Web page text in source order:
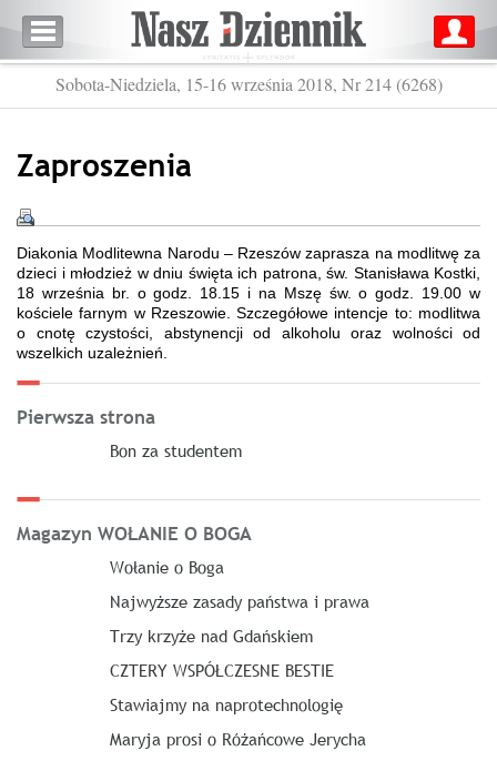
Sobota-Niedziela, 15-16 września 2018, Nr 214 (6268)
Zaproszenia
Diakonia Modlitewna Narodu – Rzeszów zaprasza na modlitwę za
dzieci i młodzież w dniu święta ich patrona, św. Stanisława Kostki,
18 września br. o godz. 18.15 i na Mszę św. o godz. 19.00 w
kościele farnym w Rzeszowie. Szczegółowe intencje to: modlitwa
o cnotę czystości, abstynencji od alkoholu oraz wolności od
wszelkich uzależnień.
Pierwsza strona
Bon za studentem
Magazyn WOŁANIE O BOGA
Wołanie o Boga
Najwyższe zasady państwa i prawa
Trzy krzyże nad Gdańskiem
CZTERY WSPÓŁCZESNE BESTIE
Stawiajmy na naprotechnologię
Maryja prosi o Różańcowe Jerycha